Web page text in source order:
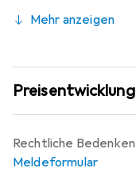
Mehr anzeigen
Preisentwicklung
Rechtliche Bedenken
Meldeformular